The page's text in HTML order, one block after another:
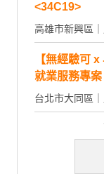
<34C19>
高雄市新興區
【無經驗可
就業服務專
台北市大同區